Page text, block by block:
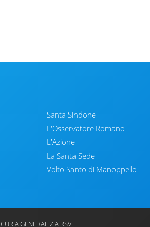
Santa Sindone
L'Osservatore Romano
L'Azione
La Santa Sede
Volto Santo di Manoppello
CURIA GENERALIZIA RSV